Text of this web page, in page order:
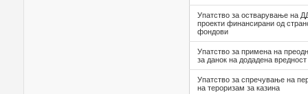
Упатство за остварување на
проекти финансирани од
фондови
Упатство за примена на
за данок на додадена
Упатство за спречување на
на тероризам за казина